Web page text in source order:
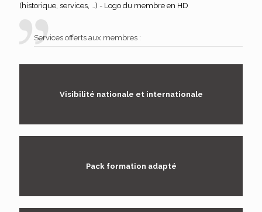
(historique, services, …) - Logo du membre en HD
Services offerts aux membres :
Visibilité nationale et internationale
Pack formation adapté